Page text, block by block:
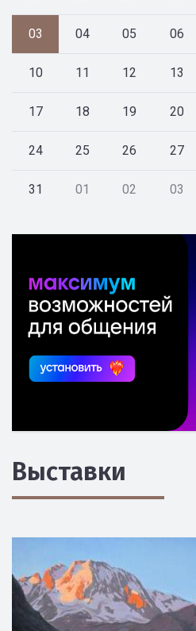
03 04 05 06
10 11 12 13
17 18 19 20
24 25 26 27
31 01 02 03
Выставки